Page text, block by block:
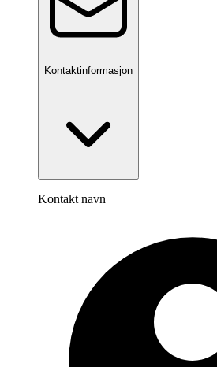
Kontaktinformasjon
Kontakt navn